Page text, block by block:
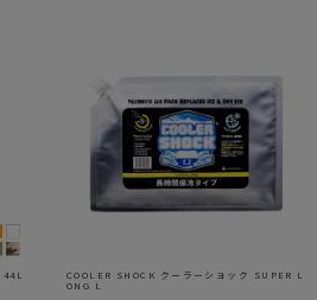
COOLER SHOCK クーラーショック SUPER L
ONG L